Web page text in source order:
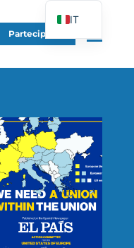
Partecipare
IT
FR
EN
PT
PL
UK